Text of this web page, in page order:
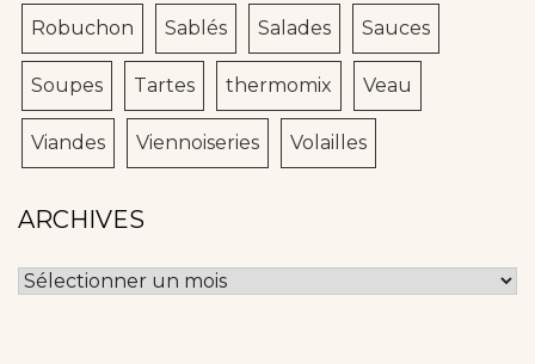
Robuchon Sablés Salades Sauces
Soupes Tartes thermomix Veau
Viandes Viennoiseries Volailles
ARCHIVES
Archives